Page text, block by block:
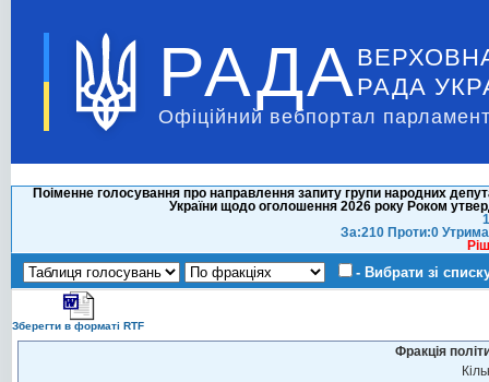
РАДА РАДА
Офіційний вебпортал
Поіменне голосування про направлення запиту групи народних
України щодо оголошення 2026 року Роком
За:210 Проти:0
- Вибрати зі
Зберегти в форматі RTF
Фракція